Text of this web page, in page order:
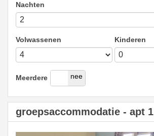
Nachten
Volwassenen Kinderen
Meerdere
ja nee
groepsaccommodatie - apt 1